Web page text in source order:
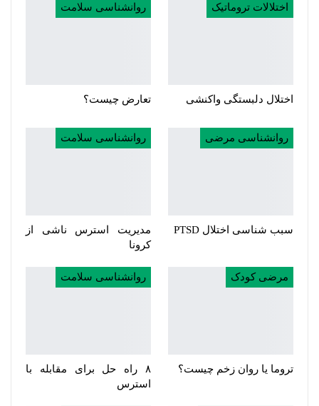
اختلالات تروماتیک
اختلال دلبستگی واکنشی
روانشناسی سلامت
تعارض چیست؟
روانشناسی مرضی
سبب شناسی اختلال PTSD
روانشناسی سلامت
مدیریت استرس ناشی از
کرونا
مرضی کودک
تروما یا روان زخم چیست؟
روانشناسی سلامت
۸ راه حل برای مقابله با
استرس